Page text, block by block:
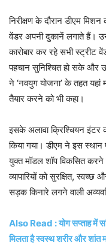
निरीक्षण के दौरान डीएम
वेंडर अपनी दुकानें लगाते हैं।
कारोबार कर रहे सभी स्ट्रीट
पहचान सुनिश्चित हो सके और
ने ‘नवयुग योजना’ के तहत यहां
तैयार करने को भी कहा।
इसके अलावा क्रिश्चियन इंटर
किया गया। डीएम ने इस
युक्त मॉडल शॉप विकसित
व्यापारियों को सुरक्षित, स्वच्छ
सड़क किनारे लगने वाली
Also Read : योग सप्ताह में
मिलता है स्वस्थ शरीर और शांत